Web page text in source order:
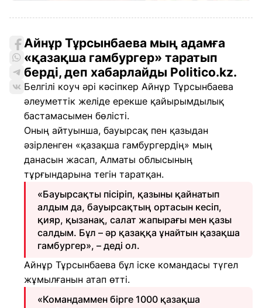
Айнұр Тұрсынбаева мың адамға
«қазақша гамбургер» таратып
берді, деп хабарлайды Politico.kz.
Белгілі коуч әрі кәсіпкер Айнұр Тұрсынбаева
әлеуметтік желіде ерекше қайырымдылық
бастамасымен бөлісті.
Оның айтуынша, бауырсақ пен қазыдан
әзірленген «қазақша гамбургердің» мың
данасын жасап, Алматы облысының
тұрғындарына тегін таратқан.
«Бауырсақты пісіріп, қазыны қайнатып
алдым да, бауырсақтың ортасын кесіп,
қияр, қызанақ, салат жапырағы мен қазы
салдым. Бұл – әр қазаққа ұнайтын қазақша
гамбургер», – деді ол.
Айнұр Тұрсынбаева бұл іске командасы түгел
жұмылғанын атап өтті.
«Командаммен бірге 1000 қазақша